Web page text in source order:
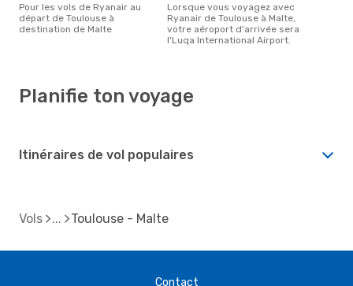
Pour les vols de Ryanair au
départ de Toulouse à
destination de Malte
Lorsque vous voyagez avec
Ryanair de Toulouse à Malte,
votre aéroport d'arrivée sera
l'Luqa International Airport.
Planifie ton voyage
Itinéraires de vol populaires
Vols Toulouse - Malte
Contact